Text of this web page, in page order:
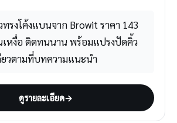
รงโค้งแบนจาก Browit ราคา 143
หงื่อ ติดทนนาน พร้อมแปรงปัดคิ้ว
วตามที่บทความแนะนำ
ดูรายละเอียด→